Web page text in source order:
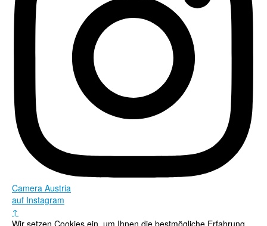
Camera Austria
auf Instagram
↑
Wir setzen Cookies ein, um Ihnen die bestmögliche Erfahrung